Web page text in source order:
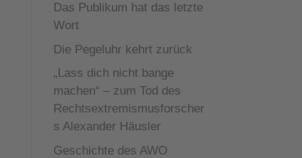
Das Publikum hat das letzte
Wort
Die Pegeluhr kehrt zurück
„Lass dich nicht bange
machen“ – zum Tod des
Rechtsextremismusforscher
s Alexander Häusler
Geschichte des AWO